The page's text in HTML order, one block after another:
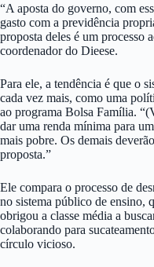
“A aposta do governo, com
gasto com a previdência
proposta deles é um processo
coordenador do Dieese.
Para ele, a tendência é que o
cada vez mais, como uma
ao programa Bolsa Família.
dar uma renda mínima para
mais pobre. Os demais
proposta.”
Ele compara o processo de
no sistema público de ensino,
obrigou a classe média a
colaborando para
círculo vicioso.